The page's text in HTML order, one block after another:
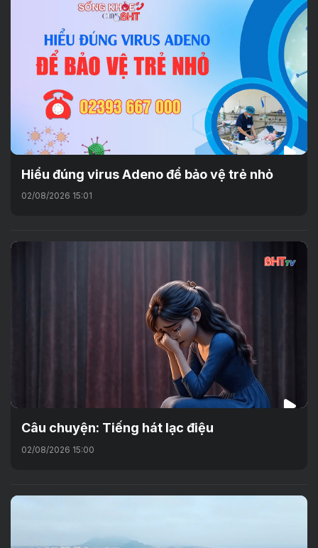
Hiểu đúng virus Adeno để bảo vệ trẻ nhỏ
02/08/2026 15:01
Câu chuyện: Tiếng hát lạc điệu
02/08/2026 15:00